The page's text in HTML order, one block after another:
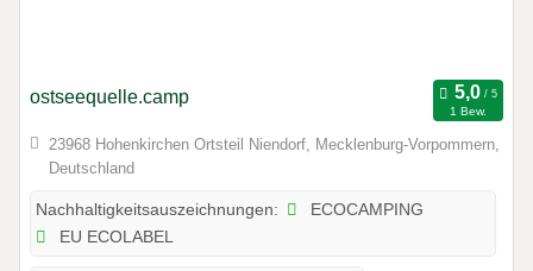
ostseequelle.camp
1 Bew.
23968 Hohenkirchen Ortsteil Niendorf, Mecklenburg-Vorpommern,
Deutschland
Nachhaltigkeitsauszeichnungen:
ECOCAMPING
EU ECOLABEL